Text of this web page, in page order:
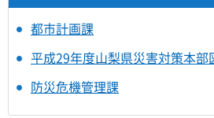
都市計画課
平成29年度山梨県災害対策本部
防災危機管理課